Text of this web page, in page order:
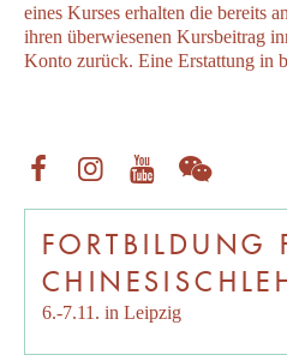
eines Kurses erhalten die bereits
ihren überwiesenen Kursbeitrag
Konto zurück. Eine Erstattung in
FORTBILDUNG
6.-7.11. in Leipzig